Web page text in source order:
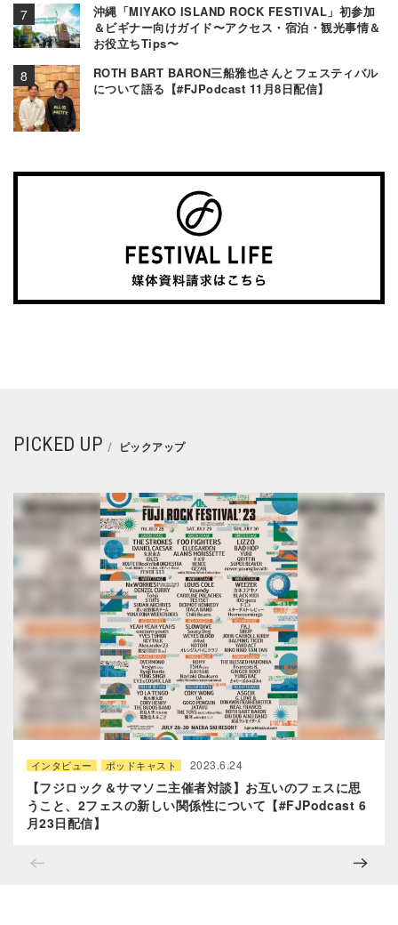
沖縄「MIYAKO ISLAND ROCK FESTIVAL」初参加
＆ビギナー向けガイド〜アクセス・宿泊・観光事情＆
お役立ちTips〜
ROTH BART BARON三船雅也さんとフェスティバル
について語る【#FJPodcast 11月8日配信】
PICKED UP ピックアップ
インタビュー ポッドキャスト 2023.6.24
【フジロック＆サマソニ主催者対談】お互いのフェスに思
うこと、2フェスの新しい関係性について【#FJPodcast 6
月23日配信】